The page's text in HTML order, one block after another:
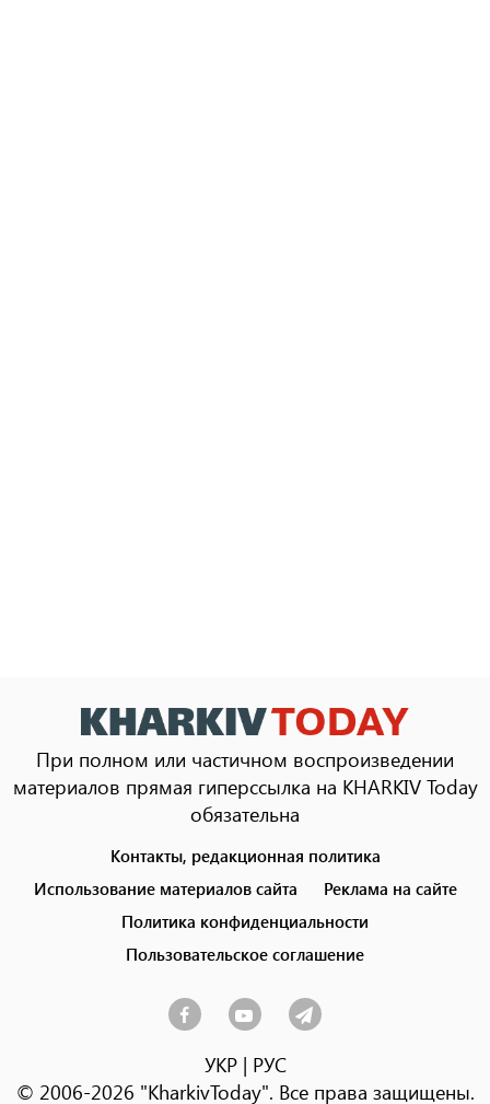
При полном или частичном воспроизведении
материалов прямая гиперссылка на KHARKIV Today
обязательна
menu
Контакты, редакционная политика
Использование материалов сайта
Реклама на сайте
Политика конфиденциальности
Пользовательское соглашение
УКР| РУС
© 2006-2026 "KharkivToday". Все права защищены.